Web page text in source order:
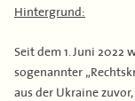
Hintergrund:
Seit dem 1. Juni 2022
sogenannter
aus der Ukraine